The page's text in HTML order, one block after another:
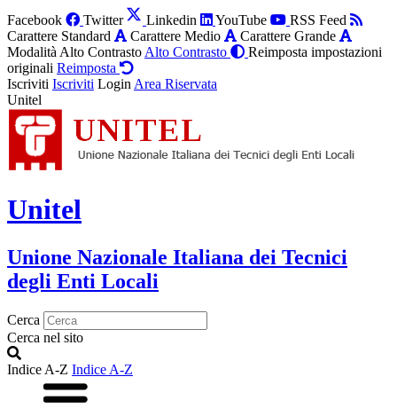
Facebook Twitter Linkedin YouTube
RSS Feed
Carattere Standard
Carattere Medio
Carattere Grande
Modalità Alto Contrasto Alto Contrasto
Reimposta impostazioni
originali Reimposta
Iscriviti Iscriviti Login Area Riservata
Unitel
Unitel
Unione Nazionale Italiana dei Tecnici
degli Enti Locali
Cerca
Cerca nel sito
Indice A-Z Indice A-Z